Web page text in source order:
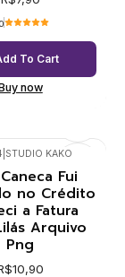
To Cart
now
STUDIO KAKO
Fui
no Crédito
a Fatura
Arquivo
Png